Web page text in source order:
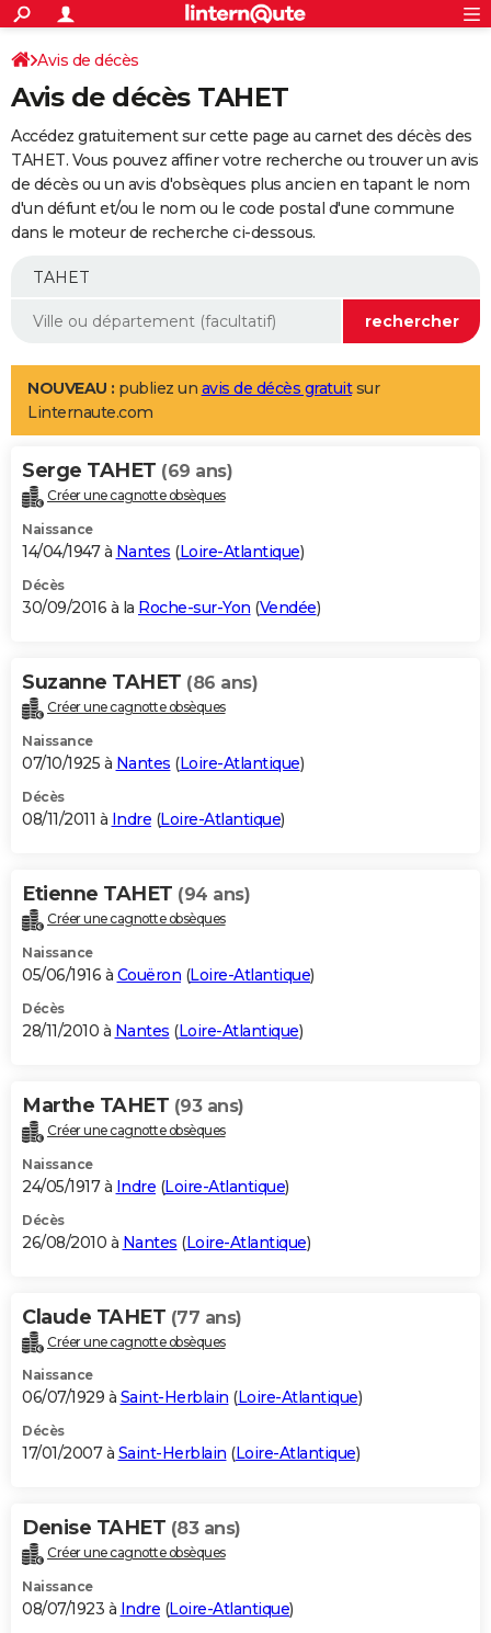
ACTUALITÉS
Politique
Société
Faits Divers
Education
Monde
Villes
+
SPORT
Coupe du monde 2026
Football
Tennis
Cyclisme
Rugby
Forum
Programme TV
TNT
Streaming
Cinéma
Sorties cinéma
Musique
+FINANCE
Retraite
Impôts
Epargne
Immobilier
Risques naturels par ville
Banque
Assurance
Crédit
AUTO
Essais
Réserver un essai
Citadines
Berlines
SUV
Forum auto
+
Mobiles
Meilleur smartphone
Internet
Ordinateurs
Jeux vidéo
Guide high-tech
Aménagement intérieur
LIFESTYLE
Art de vivre
Bien-être
Loisirs
Mode
Modes de vie
Alimentation
Guide de la santé
Maladies
Médicaments
Sommeil
VOYAGE
Destinations
City break
Voyage nature
Voyage de noces
Forum
Climat
+PHOTO
GUIDES D'ACHAT
BONS PLANS
Carte de Noël
Carte Bonne année
Carte Saint-Valentin
Carte Pâques
Carte d'anniversaire
DICTIONNAIRE
Dictionnaire
Biographies
Citations
Expressions
Proverbes
PROGRAMME TV
S'inscrire
Se connecter
Lycées
Collèges
Primaires
Universités
Entreprises
Service militaire
Avis de recherche
AVIS DE DÉCÈS
Bricolage
Lifestyle
Culture
Sport
Auto
Television
Voyage
Cinema
Avis de décès
Avis de décès TAHET
Accédez gratuitement sur cette page au carnet des décès des
TAHET. Vous pouvez affiner votre recherche ou trouver un avis
de décès ou un avis d'obsèques plus ancien en tapant le nom
d'un défunt et/ou le nom ou le code postal d'une commune
dans le moteur de recherche ci-dessous.
NOUVEAU : publiez un avis de décès gratuitsur
Linternaute.com
Serge TAHET (69 ans)
Créer une cagnotte obsèques
Naissance
14/04/1947 à Nantes (Loire-Atlantique)
Décès
30/09/2016 à la Roche-sur-Yon (Vendée)
Suzanne TAHET (86 ans)
Créer une cagnotte obsèques
Naissance
07/10/1925 à Nantes (Loire-Atlantique)
Décès
08/11/2011 à Indre (Loire-Atlantique)
Etienne TAHET (94 ans)
Créer une cagnotte obsèques
Naissance
05/06/1916 à Couëron (Loire-Atlantique)
Décès
28/11/2010 à Nantes (Loire-Atlantique)
Marthe TAHET (93 ans)
Créer une cagnotte obsèques
Naissance
24/05/1917 à Indre (Loire-Atlantique)
Décès
26/08/2010 à Nantes (Loire-Atlantique)
Claude TAHET (77 ans)
Créer une cagnotte obsèques
Naissance
06/07/1929 à Saint-Herblain (Loire-Atlantique)
Décès
17/01/2007 à Saint-Herblain (Loire-Atlantique)
Denise TAHET (83 ans)
Créer une cagnotte obsèques
Naissance
08/07/1923 à Indre (Loire-Atlantique)